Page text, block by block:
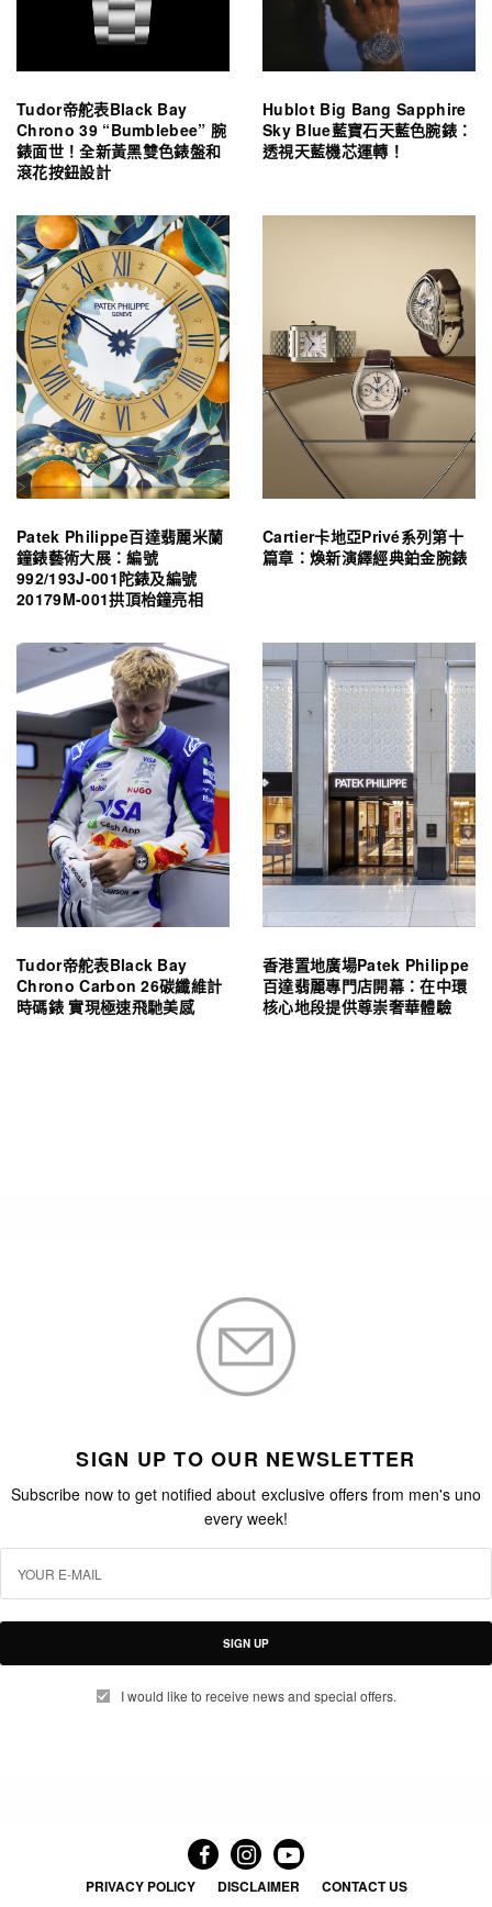
Tudor帝舵表Black Bay
Chrono 39 “Bumblebee” 腕
錶面世！全新黃黑雙色錶盤和
滾花按鈕設計
Hublot Big Bang Sapphire
Sky Blue藍寶石天藍色腕錶：
透視天藍機芯運轉！
Patek Philippe百達翡麗米蘭
鐘錶藝術大展：編號
992/193J-001陀錶及編號
20179M-001拱頂枱鐘亮相
Cartier卡地亞Privé系列第十
篇章：煥新演繹經典鉑金腕錶
Tudor帝舵表Black Bay
Chrono Carbon 26碳纖維計
時碼錶 實現極速飛馳美感
香港置地廣場Patek Philippe
百達翡麗專門店開幕：在中環
核心地段提供尊崇奢華體驗
SIGN UP TO OUR NEWSLETTER
Subscribe now to get notified about exclusive offers from men's uno
every week!
SIGN UP
I would like to receive news and special offers.
PRIVACY POLICY DISCLAIMER CONTACT US